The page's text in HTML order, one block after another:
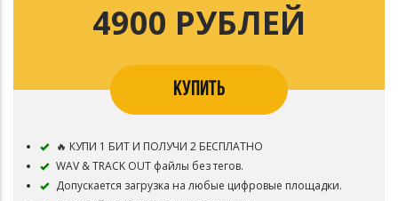
4900 РУБЛЕЙ
КУПИТЬ
🔥 КУПИ 1 БИТ И ПОЛУЧИ 2 БЕСПЛАТНО
WAV & TRACK OUT файлы без тегов.
Допускается загрузка на любые цифровые площадки.